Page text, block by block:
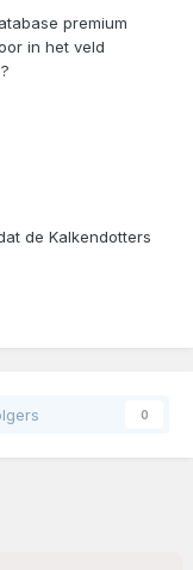
premium
in het veld
de Kalkendotters
0